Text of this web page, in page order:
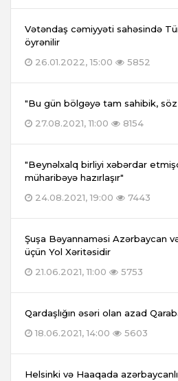
Vətəndaş cəmiyyəti sahəsində
öyrənilir
26.01.2022, 15:00
5852
"Bu gün bölgəyə tam sahibik,
27.08.2021, 11:00
8154
"Beynəlxalq birliyi xəbərdar
müharibəyə hazırlaşır"
24.08.2021, 19:00
7443
Şuşa Bəyannaməsi Azərbaycan
üçün Yol Xəritəsidir
21.06.2021, 11:00
5753
Qardaşlığın əsəri olan azad
18.06.2021, 14:00
5603
Helsinki və Haaqada